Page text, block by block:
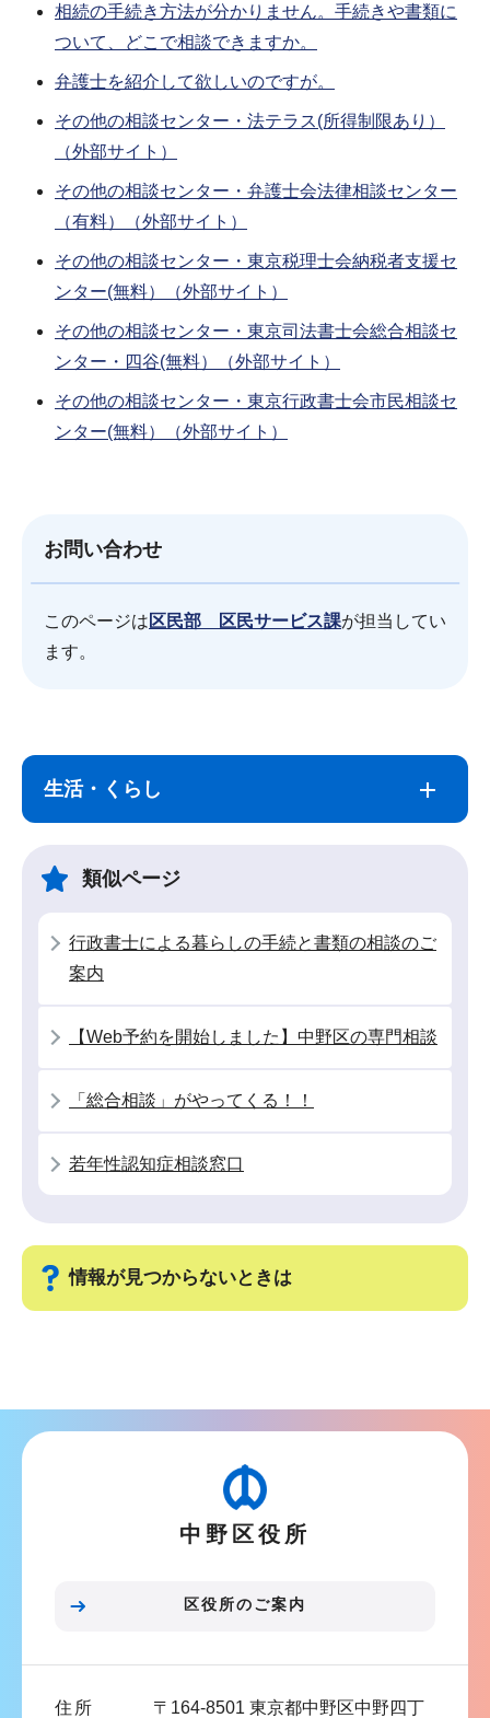
相続の手続き方法が分かりません。手続きや書類に
ついて、どこで相談できますか。
弁護士を紹介して欲しいのですが。
その他の相談センター・法テラス(所得制限あり）
（外部サイト）
その他の相談センター・弁護士会法律相談センター
（有料）（外部サイト）
その他の相談センター・東京税理士会納税者支援セ
ンター(無料）（外部サイト）
その他の相談センター・東京司法書士会総合相談セ
ンター・四谷(無料）（外部サイト）
その他の相談センター・東京行政書士会市民相談セ
ンター(無料）（外部サイト）
お問い合わせ
このページは 区民部 区民サービス課が担当してい
ます。
こ
生活・くらし
類似ページ
行政書士による暮らしの手続と書類の相談のご
案内
【Web予約を開始しました】中野区の専門相談
「総合相談」がやってくる！！
若年性認知症相談窓口
情報が見つからないときは
ナ
ビ
中野区役所
区役所のご案内
住所 〒164-8501 東京都中野区中野四丁